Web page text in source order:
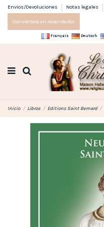
Envios/Devoluciones Notas legales
Conviértete en revendedor
Français Deutsch
Inicio Libros Editions Saint Bernard